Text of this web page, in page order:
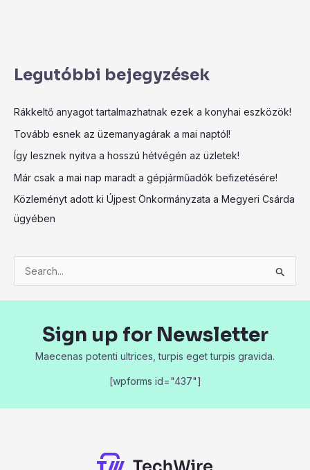
Legutóbbi bejegyzések
Rákkeltő anyagot tartalmazhatnak ezek a konyhai eszközök!
Tovább esnek az üzemanyagárak a mai naptól!
Így lesznek nyitva a hosszú hétvégén az üzletek!
Már csak a mai nap maradt a gépjárműadók befizetésére!
Közleményt adott ki Újpest Önkormányzata a Megyeri Csárda
ügyében
o
Sign up for Newsletter
Maecenas potenti ultrices, turpis eget turpis gravida.
[wpforms id="437"]